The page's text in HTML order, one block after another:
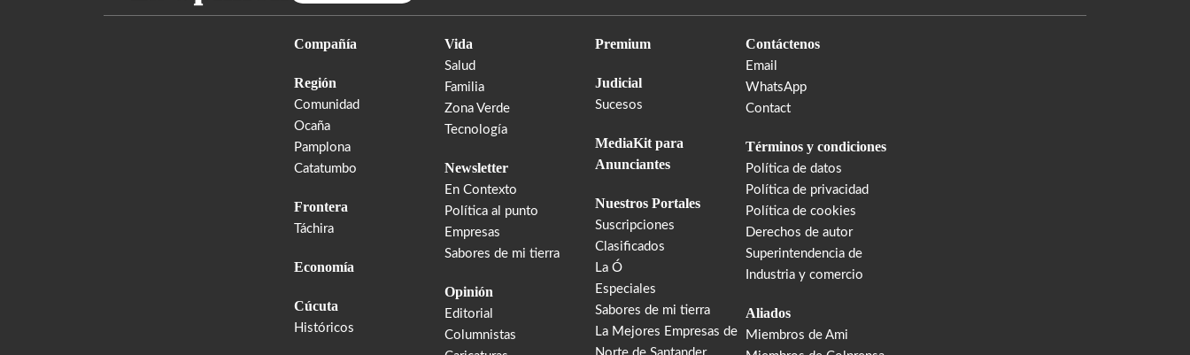
Compañía
Región
Comunidad
Ocaña
Pamplona
Catatumbo
Frontera
Táchira
Economía
Cúcuta
Históricos
Vida
Salud
Familia
Zona Verde
Tecnología
Newsletter
En Contexto
Política al punto
Empresas
Sabores de mi tierra
Opinión
Editorial
Columnistas
Premium
Judicial
Sucesos
MediaKit para
Anunciantes
Nuestros Portales
Suscripciones
Clasificados
La Ó
Especiales
Sabores de mi tierra
La Mejores Empresas de
Contáctenos
Email
WhatsApp
Contact
Términos y condiciones
Política de datos
Política de privacidad
Política de cookies
Derechos de autor
Superintendencia de
Industria y comercio
Aliados
Miembros de Ami